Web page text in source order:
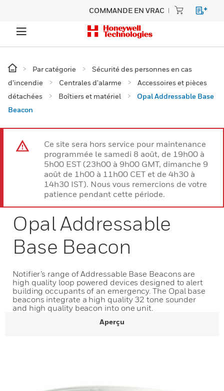
COMMANDE EN VRAC
Par catégorie
Sécurité des personnes en cas
d’incendie
Centrales d'alarme
Accessoires et pièces
détachées
Boîtiers et matériel
Opal Addressable Base
Beacon
Ce site sera hors service pour maintenance
programmée le samedi 8 août, de 19h00 à
5h00 EST (23h00 à 9h00 GMT, dimanche 9
août de 1h00 à 11h00 CET et de 4h30 à
14h30 IST). Nous vous remercions de votre
patience pendant cette période.
Opal Addressable
Base Beacon
Notifier’s range of Addressable Base Beacons are
high quality loop powered devices designed to alert
building occupants of an emergency. The Opal base
beacons integrate a high quality 32 tone sounder
and high quality beacon into one unit.
Aperçu